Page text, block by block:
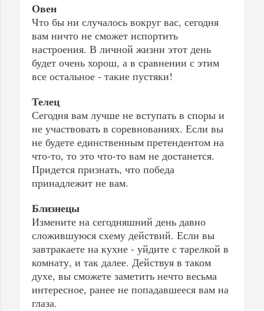
Овен
Что бы ни случалось вокруг вас, сегодня
вам ничто не сможет испортить
настроения. В личной жизни этот день
будет очень хорош, а в сравнении с этим
все остальное - такие пустяки!
Телец
Сегодня вам лучше не вступать в споры и
не участвовать в соревнованиях. Если вы
не будете единственным претендентом на
что-то, то это что-то вам не достанется.
Придется признать, что победа
принадлежит не вам.
Близнецы
Измените на сегодняшний день давно
сложившуюся схему действий. Если вы
завтракаете на кухне - уйдите с тарелкой в
комнату, и так далее. Действуя в таком
духе, вы сможете заметить нечто весьма
интересное, ранее не попадавшееся вам на
глаза.